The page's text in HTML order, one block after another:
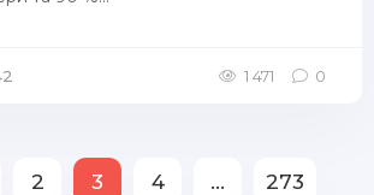
1 471 0
2 3 4 ... 273